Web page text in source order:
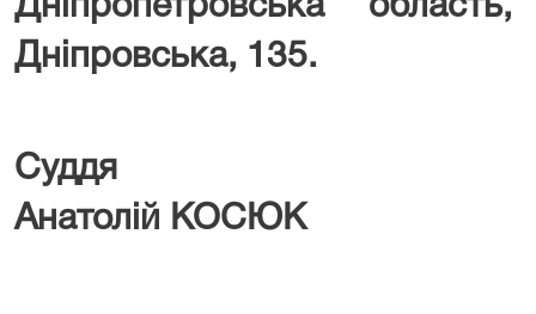
Дніпропетровська
Дніпровська, 135.
Анатолій КОСЮК